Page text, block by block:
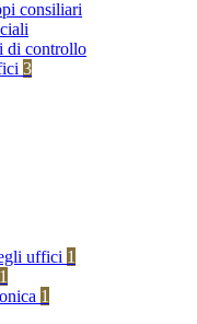
consiliari
di controllo
3
uffici 1
1
1